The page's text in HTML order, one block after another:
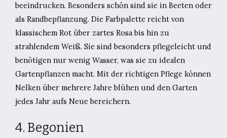
beeindrucken. Besonders schön sind sie in Beeten oder
als Randbepflanzung. Die Farbpalette reicht von
klassischem Rot über zartes Rosa bis hin zu
strahlendem Weiß. Sie sind besonders pflegeleicht und
benötigen nur wenig Wasser, was sie zu idealen
Gartenpflanzen macht. Mit der richtigen Pflege können
Nelken über mehrere Jahre blühen und den Garten
jedes Jahr aufs Neue bereichern.
4. Begonien